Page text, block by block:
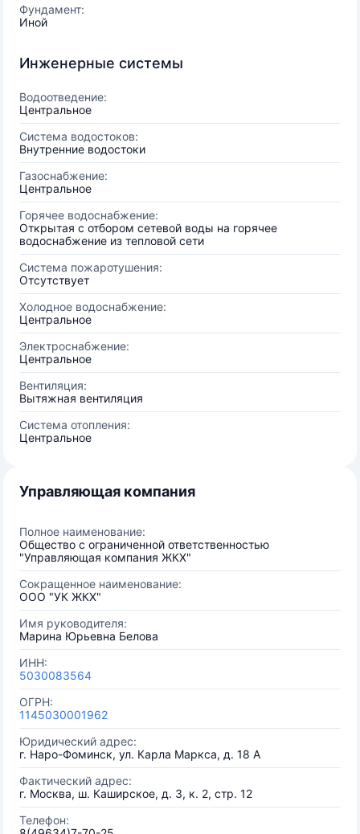
Фундамент:
Иной
Инженерные системы
Водоотведение:
Центральное
Система водостоков:
Внутренние водостоки
Газоснабжение:
Центральное
Горячее водоснабжение:
Открытая с отбором сетевой воды на горячее
водоснабжение из тепловой сети
Система пожаротушения:
Отсутствует
Холодное водоснабжение:
Центральное
Электроснабжение:
Центральное
Вентиляция:
Вытяжная вентиляция
Система отопления:
Центральное
Управляющая компания
Полное наименование:
Общество с ограниченной ответственностью
"Управляющая компания ЖКХ"
Сокращенное наименование:
ООО "УК ЖКХ"
Имя руководителя:
Марина Юрьевна Белова
ИНН:
5030083564
ОГРН:
1145030001962
Юридический адрес:
г. Наро-Фоминск, ул. Карла Маркса, д. 18 А
Фактический адрес:
г. Москва, ш. Каширское, д. 3, к. 2, стр. 12
Телефон: